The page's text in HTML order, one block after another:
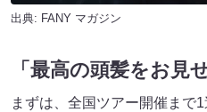
出典: FANY マガジン
「最高の頭髪をお見
まずは、全国ツアー開催まで